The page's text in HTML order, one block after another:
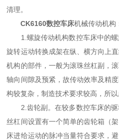
清理。
CK6160数控车床机械传动机构
1.螺旋传动机构数控车床中的螺
旋转运动转换成架在纵、横方向上
机构的部件，一般为滚珠丝杠副，
轴向间隙及预紧，故传动效率及精
构较复杂，制造技术要求较高，所以
2.齿轮副。在较多数控车床的驱
丝杠间设置有一个简单的齿轮箱（
床进给运动的脉冲当量符合要求，